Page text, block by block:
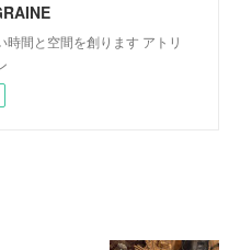
時間と空間を創ります アトリ